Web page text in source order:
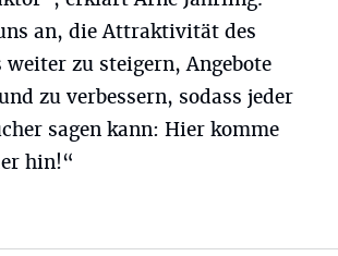
an, die Attraktivität des
weiter zu steigern, Angebote
zu verbessern, sodass jeder
sagen kann: Hier komme
hin!“